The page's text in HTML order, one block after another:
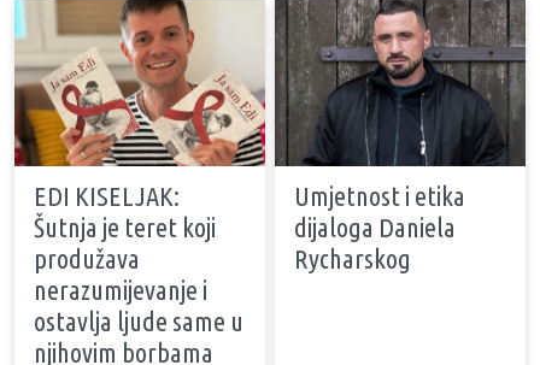
EDI KISELJAK:
Šutnja je teret koji
produžava
nerazumijevanje i
ostavlja ljude same u
njihovim borbama
Umjetnost i etika
dijaloga Daniela
Rycharskog